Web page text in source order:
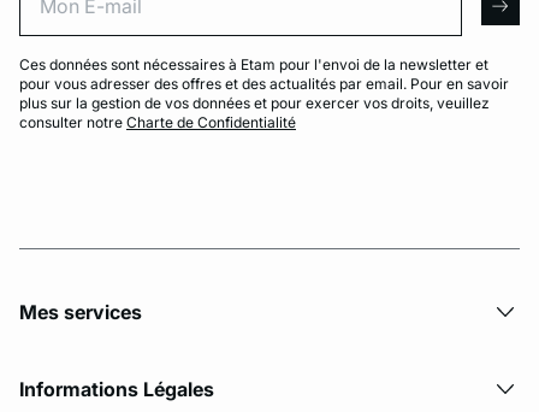
Ces données sont nécessaires à Etam pour l'envoi de la newsletter et
pour vous adresser des offres et des actualités par email. Pour en savoir
plus sur la gestion de vos données et pour exercer vos droits, veuillez
consulter notre Charte de Confidentialité
Mes services
Informations Légales